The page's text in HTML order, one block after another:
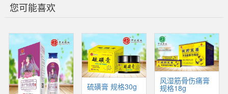
您可能喜欢
硫磺膏 规格30g
风湿筋骨伤痛膏
规格18g